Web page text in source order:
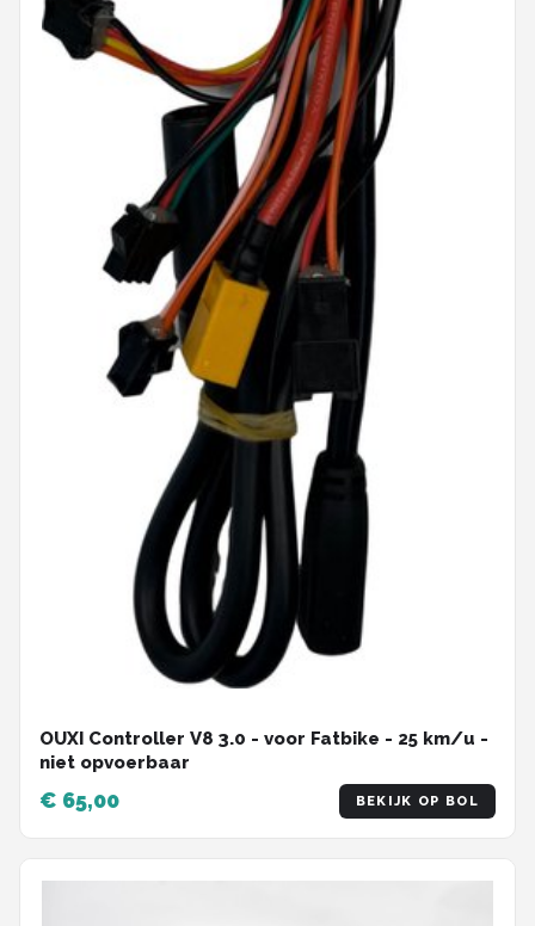
OUXI Controller V8 3.0 - voor Fatbike - 25 km/u -
niet opvoerbaar
€ 65,00 BEKIJK OP BOL